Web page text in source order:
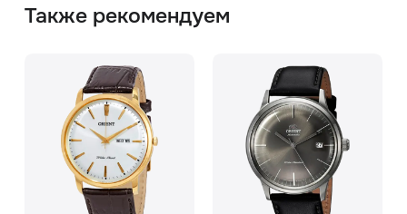
Также рекомендуем